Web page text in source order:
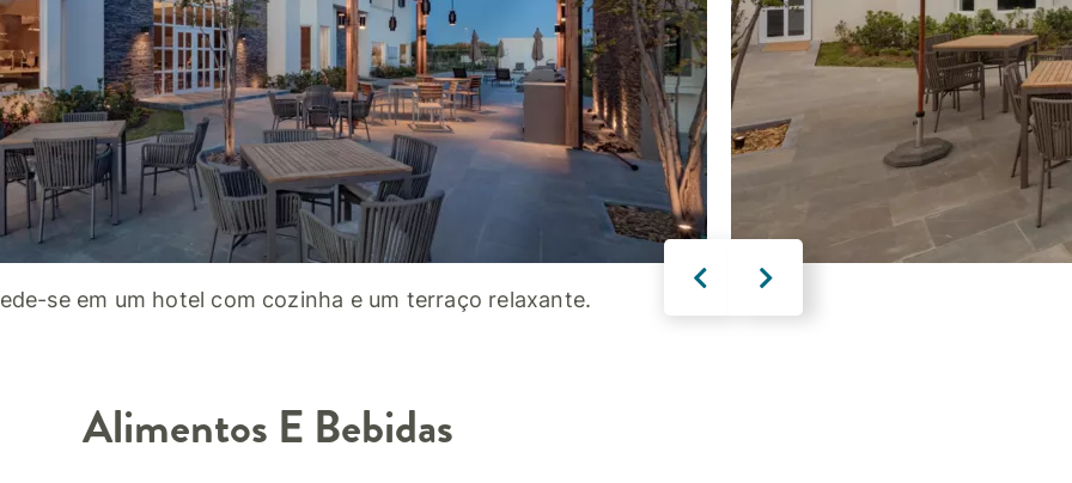
se em um hotel com cozinha e um terraço relaxante.
Alimentos E Bebidas